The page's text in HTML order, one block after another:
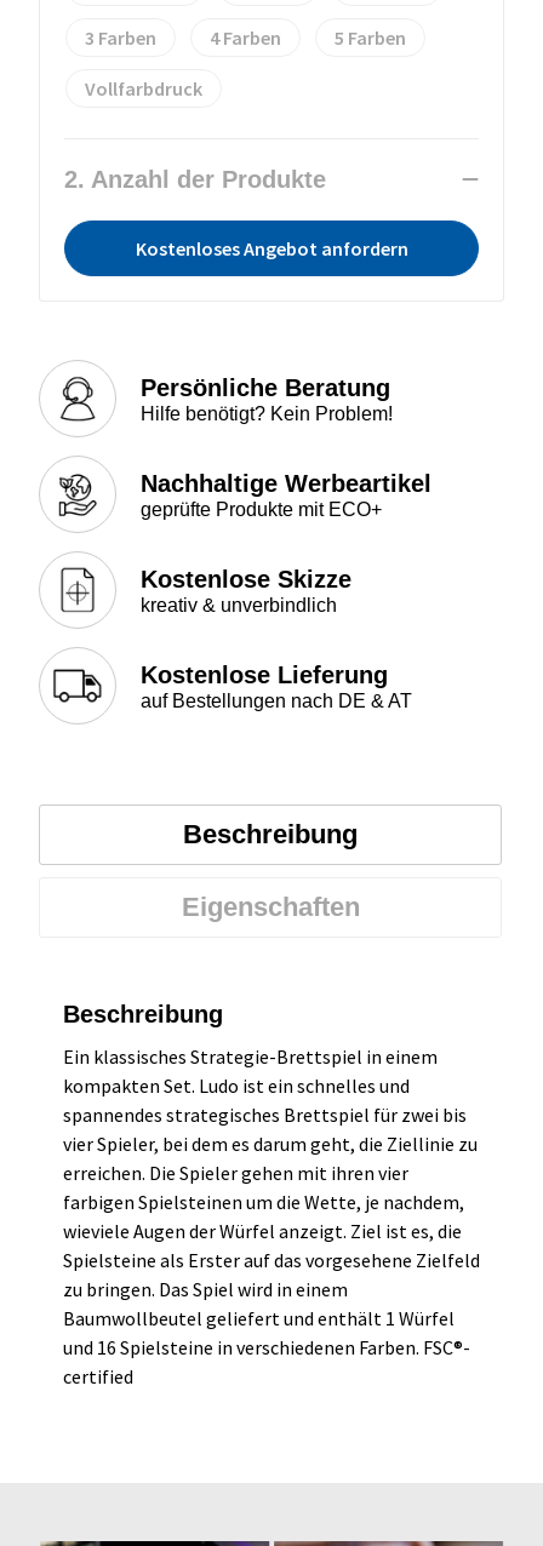
3 4 5
Vollfarbdruck
2. Anzahl der Produkte
Kostenloses Angebot anfordern
Persönliche Beratung
Hilfe benötigt? Kein Problem!
Nachhaltige Werbeartikel
geprüfte Produkte mit ECO+
Kostenlose Skizze
kreativ & unverbindlich
Kostenlose Lieferung
auf Bestellungen nach DE & AT
Beschreibung
Eigenschaften
Beschreibung
Ein klassisches Strategie-Brettspiel in einem
kompakten Set. Ludo ist ein schnelles und
spannendes strategisches Brettspiel für zwei bis
vier Spieler, bei dem es darum geht, die Ziellinie zu
erreichen. Die Spieler gehen mit ihren vier
farbigen Spielsteinen um die Wette, je nachdem,
wieviele Augen der Würfel anzeigt. Ziel ist es, die
Spielsteine als Erster auf das vorgesehene Zielfeld
zu bringen. Das Spiel wird in einem
Baumwollbeutel geliefert und enthält 1 Würfel
und 16 Spielsteine in verschiedenen Farben. FSC®-
certified